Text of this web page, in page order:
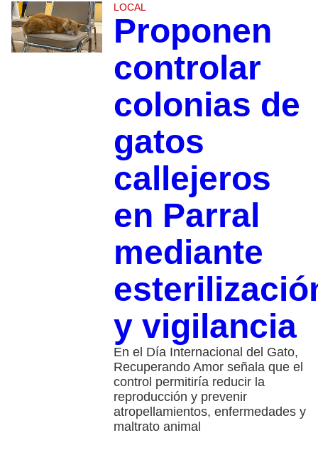
LOCAL
Proponen
controlar
colonias de
gatos
callejeros
en Parral
mediante
y vigilancia
En el Día Internacional del Gato,
Recuperando Amor señala que el
control permitiría reducir la
reproducción y prevenir
atropellamientos, enfermedades y
maltrato animal